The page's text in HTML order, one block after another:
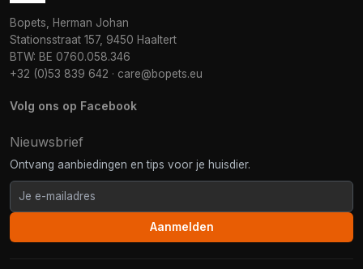
Bopets, Herman Johan
Stationsstraat 157, 9450 Haaltert
BTW: BE 0760.058.346
+32 (0)53 839 642 · care@bopets.eu
Volg ons op Facebook
Nieuwsbrief
Ontvang aanbiedingen en tips voor je huisdier.
Aanmelden